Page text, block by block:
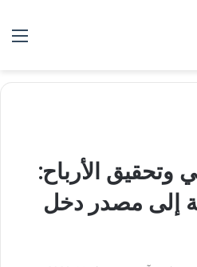
وتحقيق الأرباح:
إلى مصدر دخل